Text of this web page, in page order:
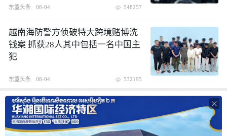
东盟头条 08-04 548257
越南海防警方侦破特大跨境赌博洗
钱案 抓获28人其中包括一名中国主
犯
东盟头条 08-04 532195
